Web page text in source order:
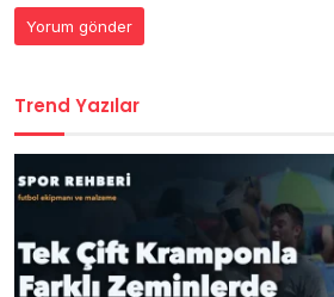
Trend Yazılar